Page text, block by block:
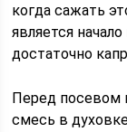
когда сажать
является
достаточно
Перед посевом
смесь в